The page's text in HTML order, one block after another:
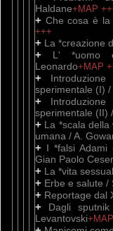
Haldane+MAP
+ Che cosa è
+++
+ La *creazione
+ L' *uomo
Leonardo+MAP
+
sperimentale (I)
+
sperimentale (II)
+ La *scala
umana / A.
+ I *falsi
Gian Paolo
+ La *vita
+ Erbe e salute /
+ Reportage dal
+
Dagli
Levantovski+MAP